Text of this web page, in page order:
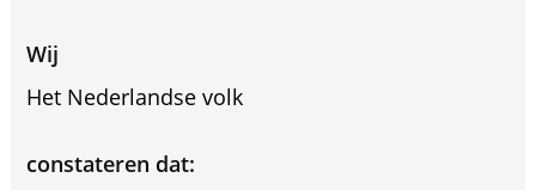
Wij
Het Nederlandse volk
constateren dat: